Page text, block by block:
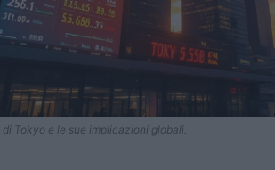
Tokyo e le sue implicazioni globali.